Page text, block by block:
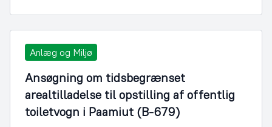
Anlæg og Miljø
Ansøgning om tidsbegrænset
arealtilladelse til opstilling af offentlig
toiletvogn i Paamiut (B-679)